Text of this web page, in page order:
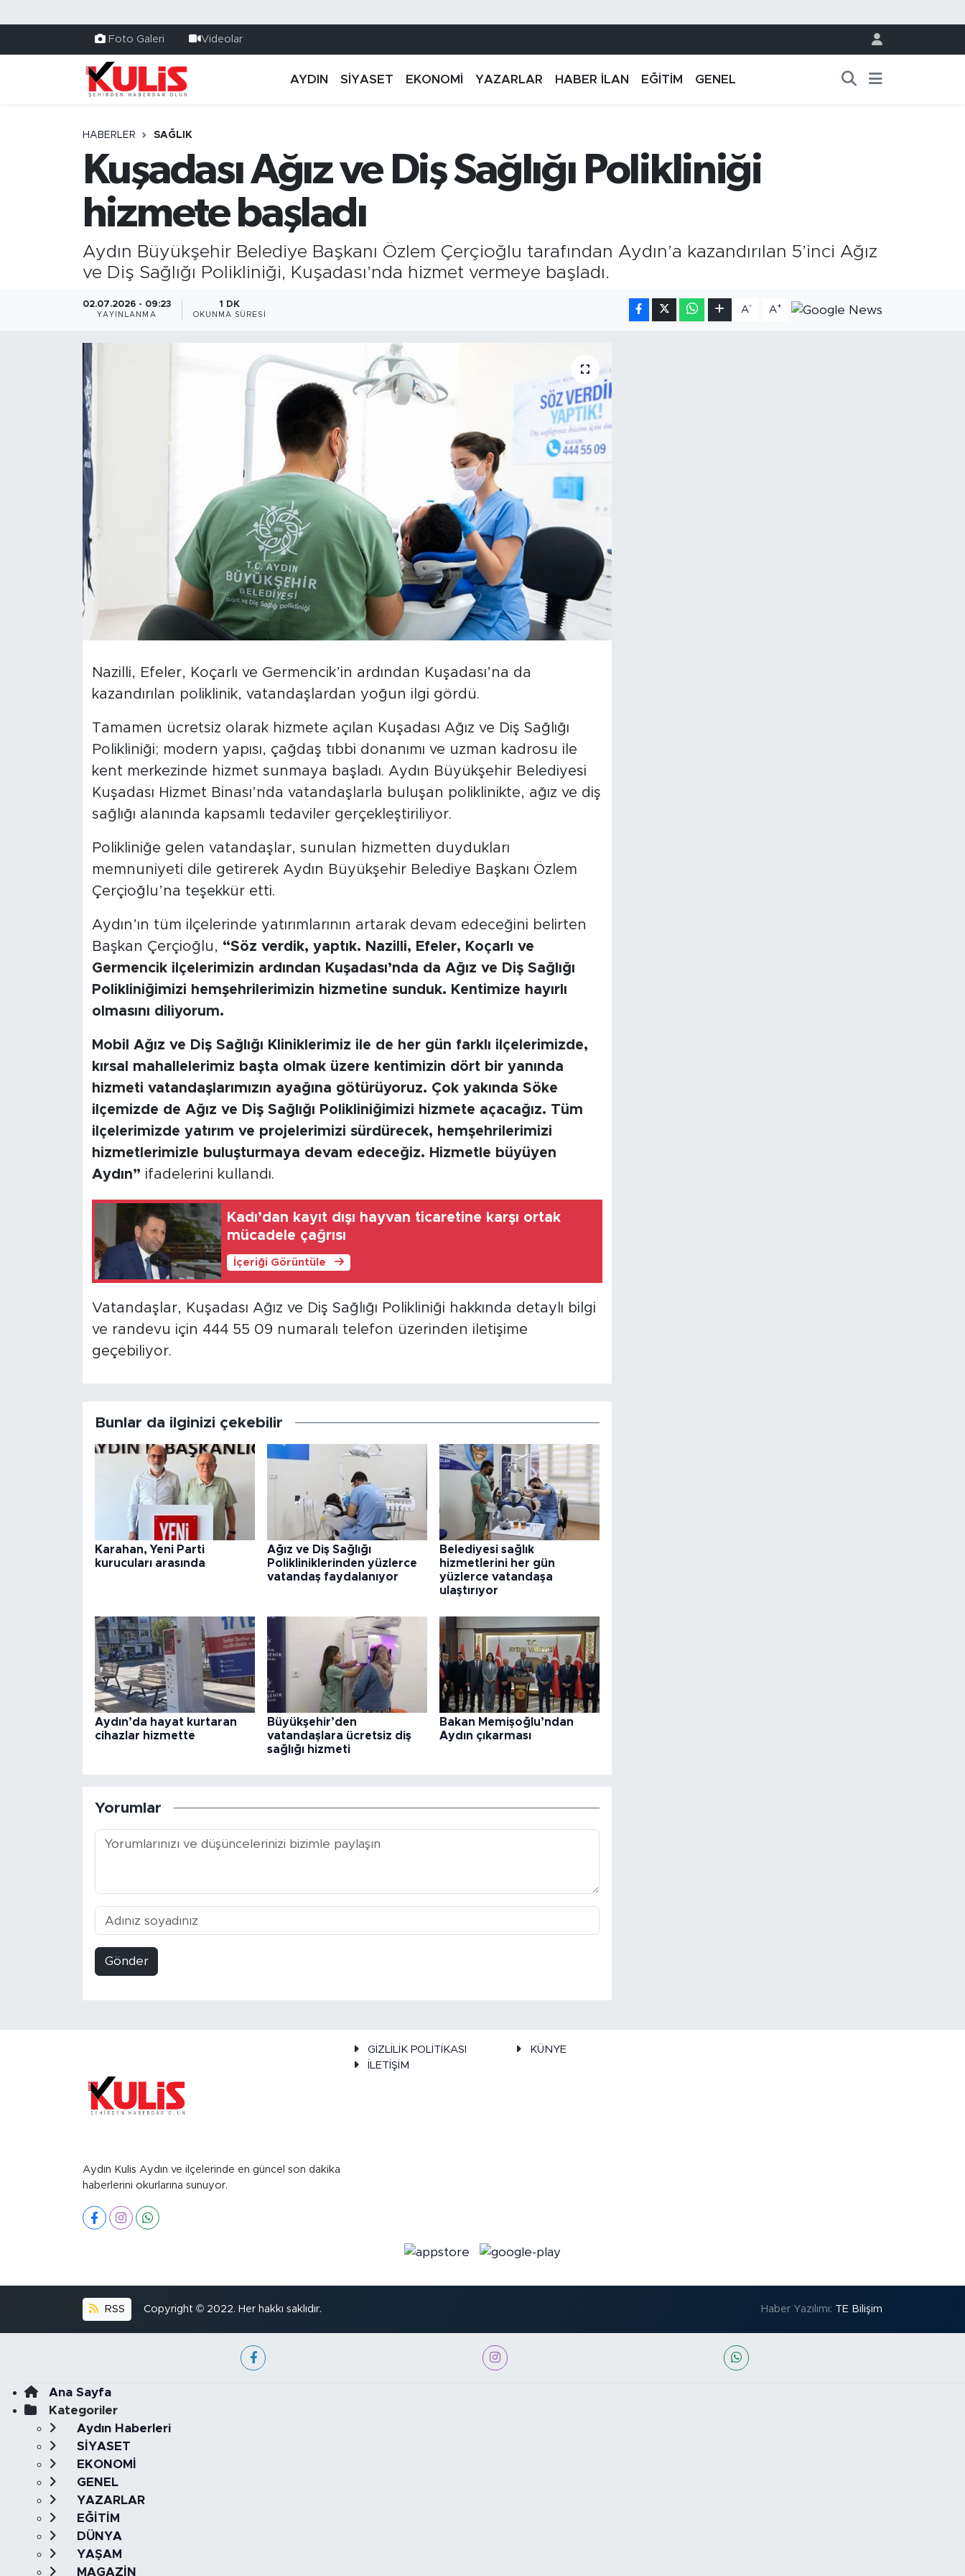
Foto Galeri Videolar
AYDIN SİYASET EKONOMİ YAZARLAR HABER İLAN EĞİTİM GENEL
HABERLER SAĞLIK
Kuşadası Ağız ve Diş Sağlığı Polikliniği
hizmete başladı
Aydın Büyükşehir Belediye Başkanı Özlem Çerçioğlu tarafından Aydın’a kazandırılan 5’inci Ağız
ve Diş Sağlığı Polikliniği, Kuşadası’nda hizmet vermeye başladı.
02.07.2026 - 09:23
YAYINLANMA
1 DK
OKUNMA SÜRESI
A- A+
Nazilli, Efeler, Koçarlı ve Germencik’in ardından Kuşadası’na da
kazandırılan poliklinik, vatandaşlardan yoğun ilgi gördü.
Tamamen ücretsiz olarak hizmete açılan Kuşadası Ağız ve Diş Sağlığı
Polikliniği; modern yapısı, çağdaş tıbbi donanımı ve uzman kadrosu ile
kent merkezinde hizmet sunmaya başladı. Aydın Büyükşehir Belediyesi
Kuşadası Hizmet Binası’nda vatandaşlarla buluşan poliklinikte, ağız ve diş
sağlığı alanında kapsamlı tedaviler gerçekleştiriliyor.
Polikliniğe gelen vatandaşlar, sunulan hizmetten duydukları
memnuniyeti dile getirerek Aydın Büyükşehir Belediye Başkanı Özlem
Çerçioğlu’na teşekkür etti.
Aydın’ın tüm ilçelerinde yatırımlarının artarak devam edeceğini belirten
Başkan Çerçioğlu, “Söz verdik, yaptık. Nazilli, Efeler, Koçarlı ve
Germencik ilçelerimizin ardından Kuşadası’nda da Ağız ve Diş Sağlığı
Polikliniğimizi hemşehrilerimizin hizmetine sunduk. Kentimize hayırlı
olmasını diliyorum.
Mobil Ağız ve Diş Sağlığı Kliniklerimiz ile de her gün farklı ilçelerimizde,
kırsal mahallelerimiz başta olmak üzere kentimizin dört bir yanında
hizmeti vatandaşlarımızın ayağına götürüyoruz. Çok yakında Söke
ilçemizde de Ağız ve Diş Sağlığı Polikliniğimizi hizmete açacağız. Tüm
ilçelerimizde yatırım ve projelerimizi sürdürecek, hemşehrilerimizi
hizmetlerimizle buluşturmaya devam edeceğiz. Hizmetle büyüyen
Aydın” ifadelerini kullandı.
Kadı’dan kayıt dışı hayvan ticaretine karşı ortak
mücadele çağrısı
İçeriği Görüntüle
Vatandaşlar, Kuşadası Ağız ve Diş Sağlığı Polikliniği hakkında detaylı bilgi
ve randevu için 444 55 09 numaralı telefon üzerinden iletişime
geçebiliyor.
Bunlar da ilginizi çekebilir
Karahan, Yeni Parti
kurucuları arasında
Ağız ve Diş Sağlığı
Polikliniklerinden yüzlerce
vatandaş faydalanıyor
Belediyesi sağlık
hizmetlerini her gün
yüzlerce vatandaşa
ulaştırıyor
Aydın’da hayat kurtaran
cihazlar hizmette
Büyükşehir’den
vatandaşlara ücretsiz diş
sağlığı hizmeti
Bakan Memişoğlu’ndan
Aydın çıkarması
Yorumlar
Gönder
Aydın Kulis Aydın ve ilçelerinde en güncel son dakika
haberlerini okurlarına sunuyor.
GİZLİLİK POLİTİKASI
KÜNYE
İLETİŞİM
RSS Copyright © 2022. Her hakkı saklıdır. Haber Yazılımı: TE Bilişim
Ana Sayfa
Kategoriler
Aydın Haberleri
SİYASET
EKONOMİ
GENEL
YAZARLAR
EĞİTİM
DÜNYA
YAŞAM
MAGAZİN